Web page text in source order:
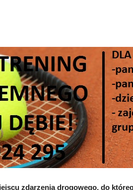
zdarzenia drogowego, do